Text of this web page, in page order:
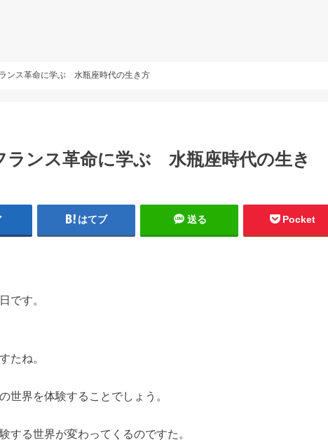
ンス革命に学ぶ 水瓶座時代の生き方
ンス革命に学ぶ 水瓶座時代の生き
はてブ 送る Pocket
です。
たね。
世界を体験することでしょう。
する世界が変わってくるのですた。